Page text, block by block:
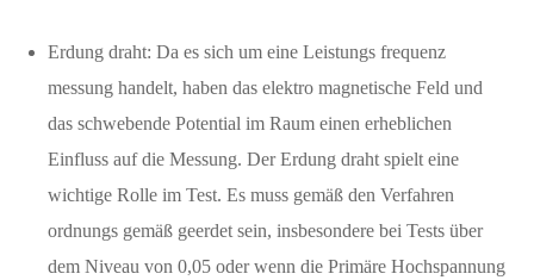
Erdung draht: Da es sich um eine Leistungs frequenz
messung handelt, haben das elektro magnetische Feld und
das schwebende Potential im Raum einen erheblichen
Einfluss auf die Messung. Der Erdung draht spielt eine
wichtige Rolle im Test. Es muss gemäß den Verfahren
ordnungs gemäß geerdet sein, insbesondere bei Tests über
dem Niveau von 0,05 oder wenn die Primäre Hochspannung